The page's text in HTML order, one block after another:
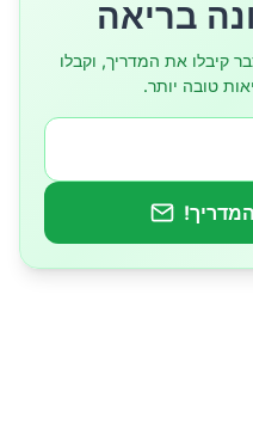
בריאה
שכבר קיבלו את המדריך, וקבלו
טובה יותר.